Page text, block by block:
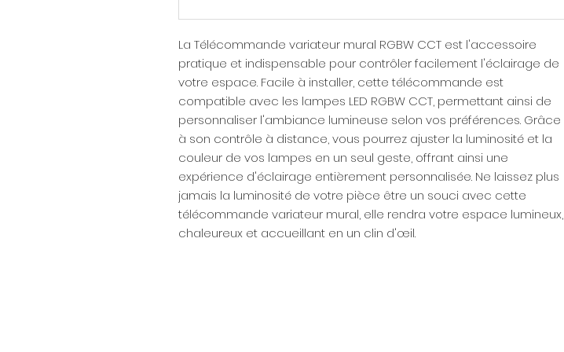
La Télécommande variateur mural RGBW CCT est l'accessoire
pratique et indispensable pour contrôler facilement l'éclairage de
votre espace. Facile à installer, cette télécommande est
compatible avec les lampes LED RGBW CCT, permettant ainsi de
personnaliser l'ambiance lumineuse selon vos préférences. Grâce
à son contrôle à distance, vous pourrez ajuster la luminosité et la
couleur de vos lampes en un seul geste, offrant ainsi une
expérience d'éclairage entièrement personnalisée. Ne laissez plus
jamais la luminosité de votre pièce être un souci avec cette
télécommande variateur mural, elle rendra votre espace lumineux,
chaleureux et accueillant en un clin d'œil.